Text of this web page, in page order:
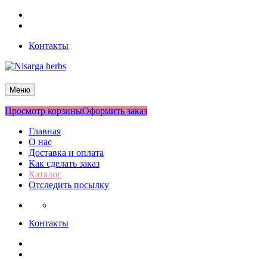
Перейти
Контакты
Nisarga herbs
Меню
Просмотр корзиныОформить заказ
Главная
О нас
Доставка и оплата
Как сделать заказ
Каталог
Отследить посылку
Контакты